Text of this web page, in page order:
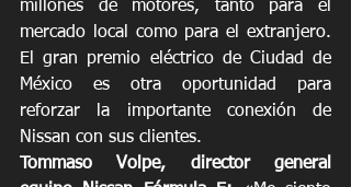
millones de motores, tanto para el
mercado local como para el extranjero.
El gran premio eléctrico de Ciudad de
México es otra oportunidad para
reforzar la importante conexión de
Nissan con sus clientes.
Tommaso Volpe, director general